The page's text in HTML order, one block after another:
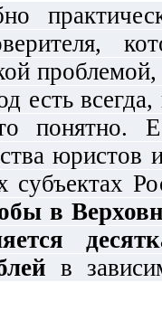
есть
понятно.
юристов
субъектах
в
в